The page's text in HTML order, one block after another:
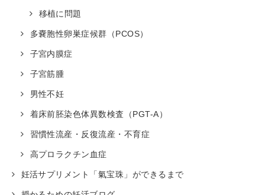
移植に問題
多嚢胞性卵巣症候群（PCOS）
子宮内膜症
子宮筋腫
男性不妊
着床前胚染色体異数検査（PGT-A）
習慣性流産・反復流産・不育症
高プロラクチン血症
妊活サプリメント「氣宝珠」ができるまで